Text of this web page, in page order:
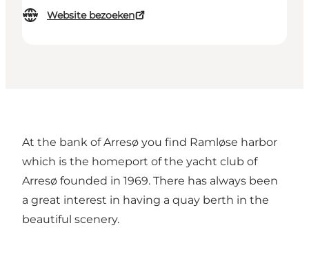
Website bezoeken
At the bank of Arresø you find Ramløse harbor
which is the homeport of the yacht club of
Arresø founded in 1969. There has always been
a great interest in having a quay berth in the
beautiful scenery.